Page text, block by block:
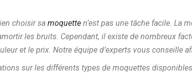
choisir sa moquette n’est pas une tâche facile. La
les bruits. Cependant, il existe de nombreux
et le prix. Notre équipe d’experts vous conseille
sur les différents types de moquettes